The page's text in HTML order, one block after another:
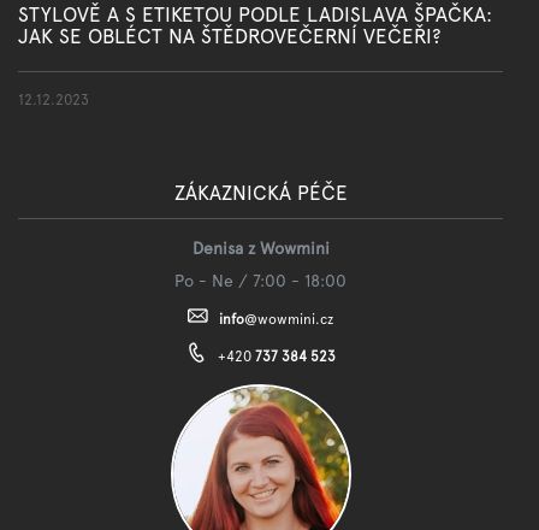
STYLOVĚ A S ETIKETOU PODLE LADISLAVA ŠPAČKA:
JAK SE OBLÉCT NA ŠTĚDROVEČERNÍ VEČEŘI?
12.12.2023
ZÁKAZNICKÁ PÉČE
Denisa z Wowmini
Po - Ne / 7:00 - 18:00
info@wowmini.cz
+420 737 384 523